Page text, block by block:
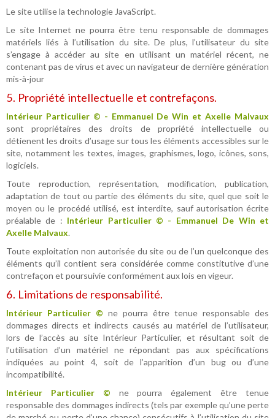
Le site utilise la technologie JavaScript.
Le site Internet ne pourra être tenu responsable de dommages
matériels liés à l’utilisation du site. De plus, l’utilisateur du site
s’engage à accéder au site en utilisant un matériel récent, ne
contenant pas de virus et avec un navigateur de dernière génération
mis-à-jour
5. Propriété intellectuelle et contrefaçons.
Intérieur Particulier © - Emmanuel De Win et Axelle Malvaux
sont propriétaires des droits de propriété intellectuelle ou
détienent les droits d’usage sur tous les éléments accessibles sur le
site, notamment les textes, images, graphismes, logo, icônes, sons,
logiciels.
Toute reproduction, représentation, modification, publication,
adaptation de tout ou partie des éléments du site, quel que soit le
moyen ou le procédé utilisé, est interdite, sauf autorisation écrite
préalable de : Intérieur Particulier © - Emmanuel De Win et
Axelle Malvaux.
Toute exploitation non autorisée du site ou de l’un quelconque des
éléments qu’il contient sera considérée comme constitutive d’une
contrefaçon et poursuivie conformément aux lois en vigeur.
6. Limitations de responsabilité.
Intérieur Particulier © ne pourra être tenue responsable des
dommages directs et indirects causés au matériel de l’utilisateur,
lors de l’accès au site Intérieur Particulier, et résultant soit de
l’utilisation d’un matériel ne répondant pas aux spécifications
indiquées au point 4, soit de l’apparition d’un bug ou d’une
incompatibilité.
Intérieur Particulier © ne pourra également être tenue
responsable des dommages indirects (tels par exemple qu’une perte